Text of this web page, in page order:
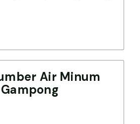
Air Minum
Gampong